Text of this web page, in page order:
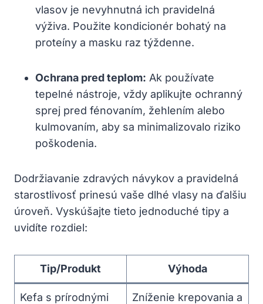
vlasov ⁣je nevyhnutná⁢ ich ‌pravidelná
výživa.⁤ Použite kondicionér bohatý na
proteíny⁢ a masku​ raz týždenne.
Ochrana pred teplom: Ak⁤ používate
tepelné nástroje, vždy aplikujte‍ ochranný
sprej pred fénovaním, žehlením alebo
kulmovaním, ⁢aby sa minimalizovalo riziko​
poškodenia.
Dodržiavanie zdravých ‌návykov‍ a pravidelná
starostlivosť prinesú vaše ⁢dlhé vlasy na ďalšiu
‍úroveň. Vyskúšajte tieto jednoduché⁢ tipy a
uvidíte rozdiel:
Tip/Produkt Výhoda
Kefa s ⁣prírodnými
Zníženie krepovania‍ a